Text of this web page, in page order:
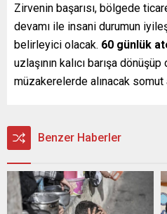
Zirvenin başarısı, bölgede
devamı ile insani durumun
belirleyici olacak. 60 günlük
uzlaşının kalıcı barışa
müzakerelerde alınacak somut
Benzer Haberler